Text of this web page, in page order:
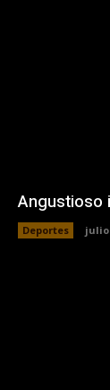
Angustioso
Deportes julio